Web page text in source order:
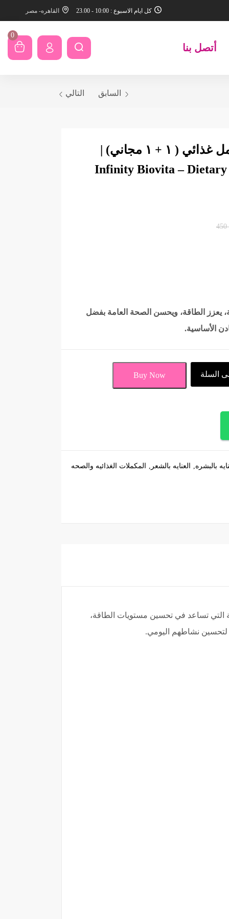
كل ايام الاسبوع : 10:00 - 23.00 القاهره- مصر
أتصل بنا
0
السابق التالي
إنفينيتي بيوفيتا مكمل غذائي ( ١ + ١ مجاني) |
Infinity Biovita – Dietary
450
يعزز الطاقة، ويحسن الصحة العامة بفضل
الأساسية.
السلة Buy Now
بالبشره العنايه بالشعر المكملات الغذائيه والصحه
التي تساعد في تحسين مستويات الطاقة،
نشاطهم اليومي.